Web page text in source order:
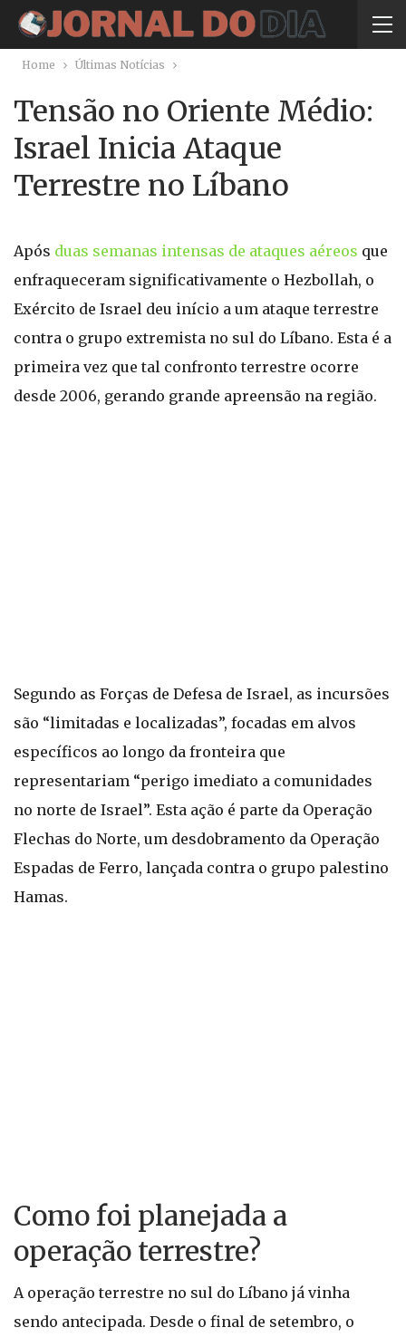
Home Últimas Notícias
Tensão no Oriente Médio:
Israel Inicia Ataque
Terrestre no Líbano
Após duas semanas intensas de ataques aéreos que
enfraqueceram significativamente o Hezbollah, o
Exército de Israel deu início a um ataque terrestre
contra o grupo extremista no sul do Líbano. Esta é a
primeira vez que tal confronto terrestre ocorre
desde 2006, gerando grande apreensão na região.
Segundo as Forças de Defesa de Israel, as incursões
são “limitadas e localizadas”, focadas em alvos
específicos ao longo da fronteira que
representariam “perigo imediato a comunidades
no norte de Israel”. Esta ação é parte da Operação
Flechas do Norte, um desdobramento da Operação
Espadas de Ferro, lançada contra o grupo palestino
Hamas.
Como foi planejada a
operação terrestre?
A operação terrestre no sul do Líbano já vinha
sendo antecipada. Desde o final de setembro, o